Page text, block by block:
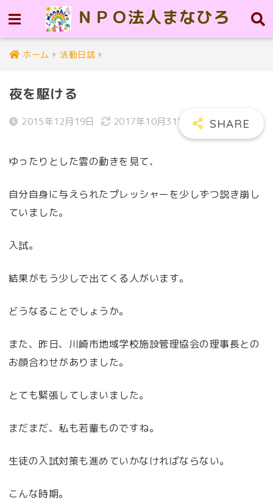
ＮＰＯ法人まなひろ
ホーム 活動日誌
夜を駆ける
2015年12月19日 2017年10月31日
ゆったりとした雲の動きを見て、
自分自身に与えられたプレッシャーを少しずつ説き崩し
ていました。
入試。
結果がもう少しで出てくる人がいます。
どうなることでしょうか。
また、昨日、川崎市地域学校施設管理協会の理事長との
お顔合わせがありました。
とても緊張してしまいました。
まだまだ、私も若輩ものですね。
生徒の入試対策も進めていかなければならない。
こんな時期。